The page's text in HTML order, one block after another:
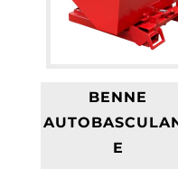
BENNE
E